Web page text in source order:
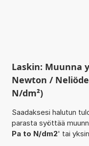
Laskin: Muunna
Newton /
N/dm²)
Saadaksesi halutun
parasta syöttää
Pa to N/dm2' tai